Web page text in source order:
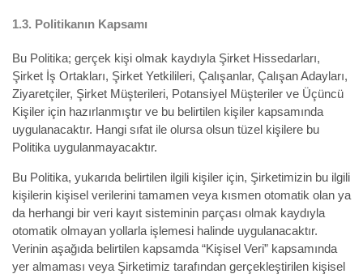
1.3. Politikanın Kapsamı
Bu Politika; gerçek kişi olmak kaydıyla Şirket Hissedarları,
Şirket İş Ortakları, Şirket Yetkilileri, Çalışanlar, Çalışan Adayları,
Ziyaretçiler, Şirket Müşterileri, Potansiyel Müşteriler ve Üçüncü
Kişiler için hazırlanmıştır ve bu belirtilen kişiler kapsamında
uygulanacaktır. Hangi sıfat ile olursa olsun tüzel kişilere bu
Politika uygulanmayacaktır.
Bu Politika, yukarıda belirtilen ilgili kişiler için, Şirketimizin bu ilgili
kişilerin kişisel verilerini tamamen veya kısmen otomatik olan ya
da herhangi bir veri kayıt sisteminin parçası olmak kaydıyla
otomatik olmayan yollarla işlemesi halinde uygulanacaktır.
Verinin aşağıda belirtilen kapsamda “Kişisel Veri” kapsamında
yer almaması veya Şirketimiz tarafından gerçekleştirilen kişisel